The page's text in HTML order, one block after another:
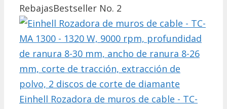
RebajasBestseller No. 2
Einhell Rozadora de muros de cable - TC-